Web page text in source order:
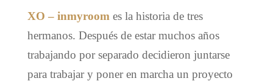
XO – inmyroom es la historia de tres
hermanos. Después de estar muchos años
trabajando por separado decidieron juntarse
para trabajar y poner en marcha un proyecto